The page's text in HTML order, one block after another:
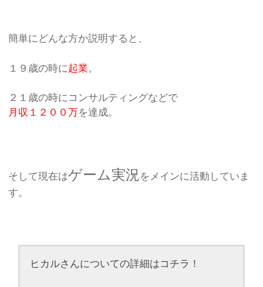
簡単にどんな方か説明すると、
１９歳の時に起業。
２１歳の時にコンサルティングなどで
月収１２００万を達成。
そして現在はゲーム実況をメインに活動していま
す。
ヒカルさんについての詳細はコチラ！